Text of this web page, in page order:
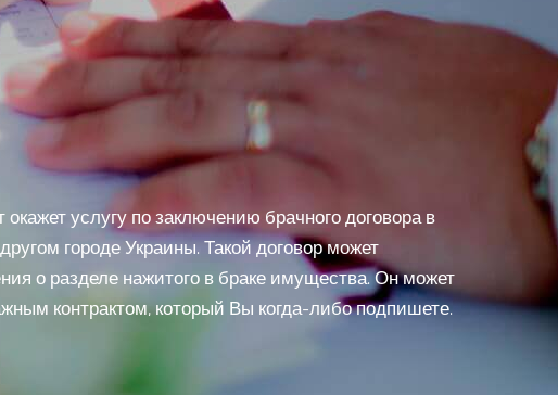
услугу по заключению брачного договора в
городе Украины. Такой договор может
о разделе нажитого в браке имущества. Он может
контрактом, который Вы когда-либо подпишете.